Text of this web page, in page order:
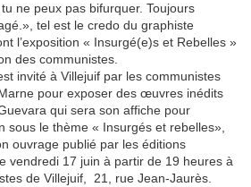
ne peux pas bifurquer. Toujours
tel est le credo du graphiste
l’exposition « Insurgé(e)s et Rebelles »
des communistes.
invité à Villejuif par les communistes
pour exposer des œuvres inédits
qui sera son affiche pour
sous le thème « Insurgés et rebelles»,
ouvrage publié par les éditions
vendredi 17 juin à partir de 19 heures à
de Villejuif, 21, rue Jean-Jaurès.